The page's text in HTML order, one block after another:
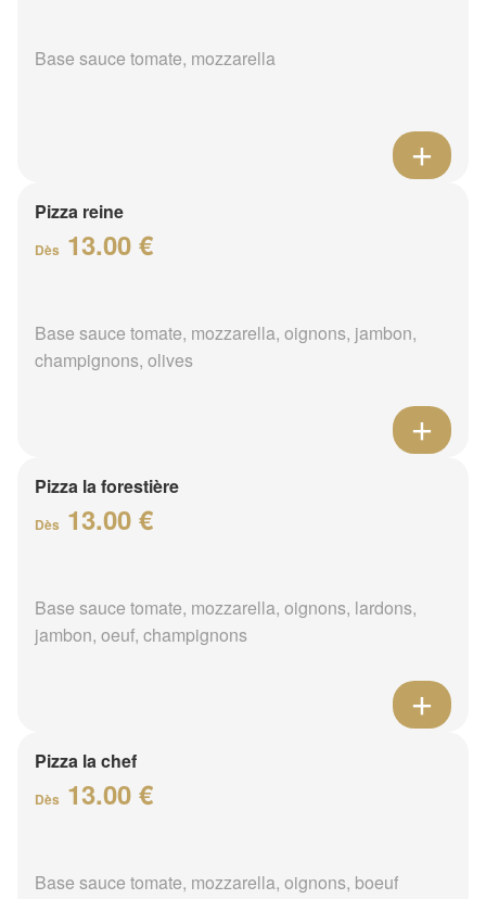
Base sauce tomate, mozzarella
Pizza reine
Dès 13.00 €
Base sauce tomate, mozzarella, oignons, jambon,
champignons, olives
Pizza la forestière
Dès 13.00 €
Base sauce tomate, mozzarella, oignons, lardons,
jambon, oeuf, champignons
Pizza la chef
Dès 13.00 €
Base sauce tomate, mozzarella, oignons, boeuf